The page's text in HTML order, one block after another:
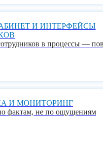
И ИНТЕРФЕЙСЫ
в процессы —
И МОНИТОРИНГ
фактам, не по ощущениям